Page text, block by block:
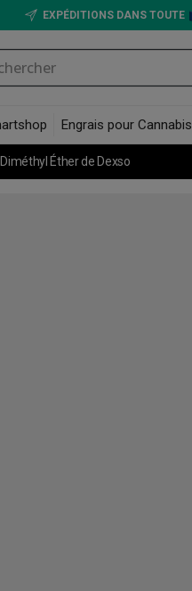
EXPÉDITIONS DANS TOUTE
Engrais pour Cannabis
Diméthyl Éther de Dexso